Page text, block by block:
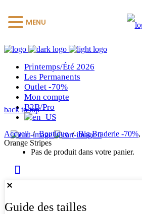
Printemps/Été 2026
Les Permanents
Outlet -70%
Mon compte
B2B/Pro
0
Pas de produit dans votre panier.
back to top
Accueil/Boutique/Big Braderie -70%,
Orange Stripes
Guide des tailles
MENU